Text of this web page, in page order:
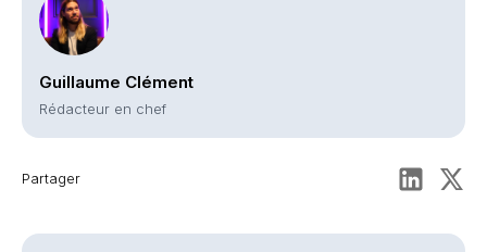
Guillaume Clément
Rédacteur en chef
Partager